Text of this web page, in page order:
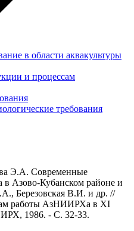
в области аквакультуры
и процессам
требования
Э.А. Современные
в Азово-Кубанском районе и
Березовская В.И. и др. //
работы АзНИИРХа в ХI
1986. - С. 32-33.